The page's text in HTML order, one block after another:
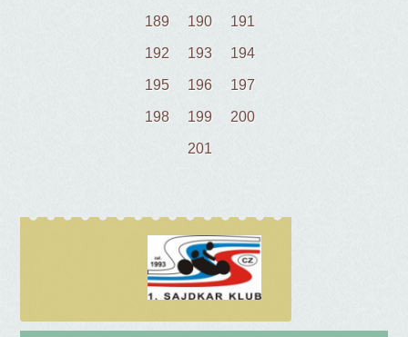
189 190 191
192 193 194
195 196 197
198 199 200
201